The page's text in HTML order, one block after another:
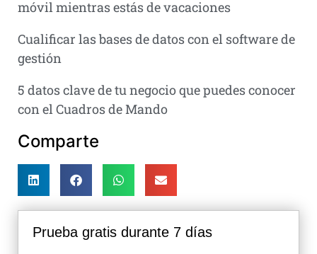
móvil mientras estás de vacaciones
Cualificar las bases de datos con el software de
gestión
5 datos clave de tu negocio que puedes conocer
con el Cuadros de Mando
Comparte
Prueba gratis durante 7 días